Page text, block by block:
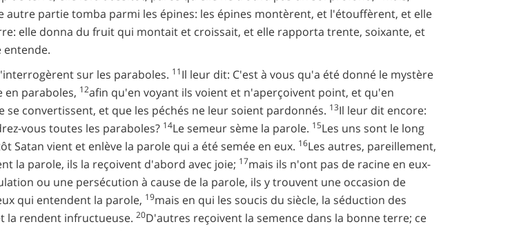
autre partie tomba parmi les épines: les épines montèrent, et l'étouffèrent, et elle
elle donna du fruit qui montait et croissait, et elle rapporta trente, soixante, et
entende.
sur les paraboles. 11Il leur dit: C'est à vous qu'a été donné le mystère
en paraboles, 12afin qu'en voyant ils voient et n'aperçoivent point, et qu'en
convertissent, et que les péchés ne leur soient pardonnés. 13Il leur dit encore:
vous toutes les paraboles? 14Le semeur sème la parole. 15Les uns sont le long
Satan vient et enlève la parole qui a été semée en eux. 16Les autres, pareillement,
la parole, ils la reçoivent d'abord avec joie; 17mais ils n'ont pas de racine en eux-
ou une persécution à cause de la parole, ils y trouvent une occasion de
qui entendent la parole, 19mais en qui les soucis du siècle, la séduction des
la rendent infructueuse. 20D'autres reçoivent la semence dans la bonne terre; ce